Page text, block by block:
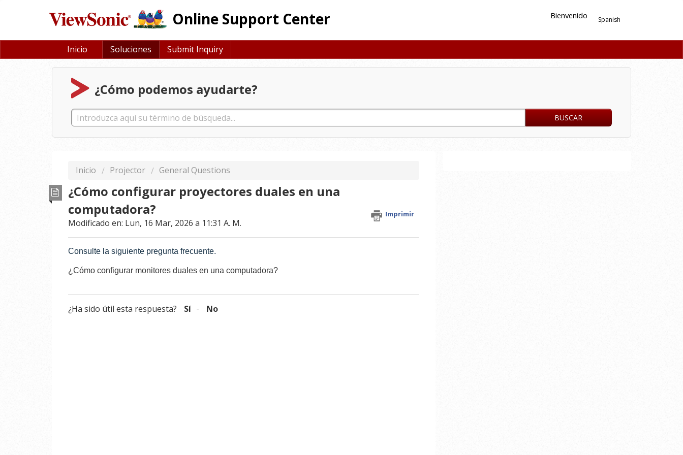
Online Support Center Spanish
Bienvenido
Inicio Soluciones Submit Inquiry
¿Cómo podemos ayudarte?
BUSCAR
Inicio Projector General Questions
¿Cómo configurar proyectores duales en una
computadora?
Imprimir
Modificado en: Lun, 16 Mar, 2026 a 11:31 A. M.
Consulte la siguiente pregunta frecuente.
¿Cómo configurar monitores duales en una computadora?
¿Ha sido útil esta respuesta? Sí No